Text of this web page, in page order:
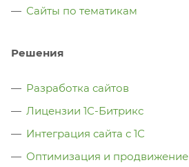
Сайты по тематикам
Решения
Разработка сайтов
Лицензии 1С-Битрикс
Интеграция сайта с 1С
Оптимизация и продвижение